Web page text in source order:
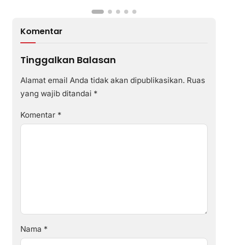
Komentar
Tinggalkan Balasan
Alamat email Anda tidak akan dipublikasikan. Ruas
yang wajib ditandai *
Komentar *
Nama *